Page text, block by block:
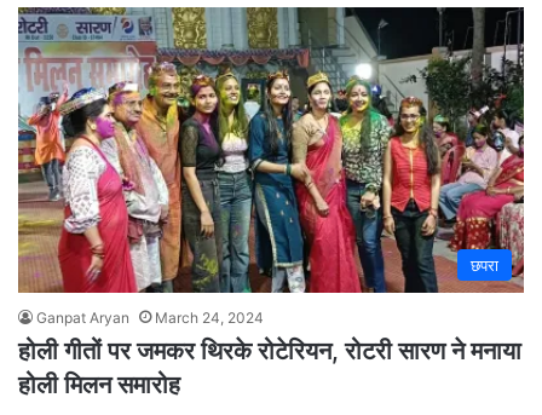
छपरा
Ganpat Aryan March 24, 2024
होली गीतों पर जमकर थिरके रोटेरियन, रोटरी सारण ने मनाया
होली मिलन समारोह